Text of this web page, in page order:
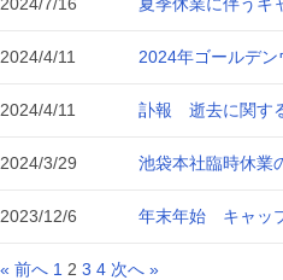
2024/4/11 2024年ゴールデ
2024/4/11 訃報 逝去に関す
2024/3/29 池袋本社臨時休業
2023/12/6 年末年始 キャッ
« 前へ 1 2 3 4 次へ »